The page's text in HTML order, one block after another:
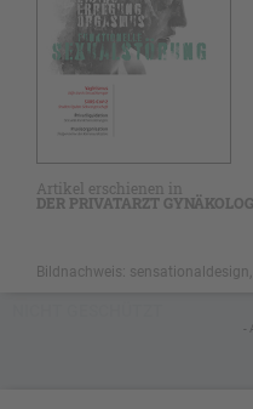
Artikel erschienen in
DER PRIVATARZT
Bildnachweis:
-